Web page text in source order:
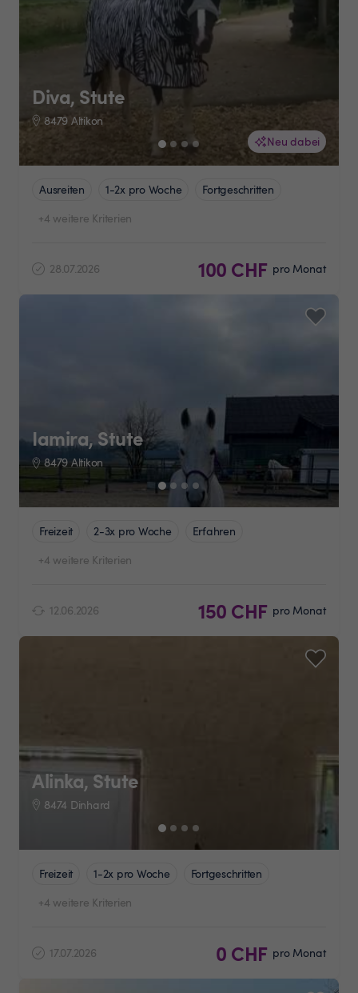
Neu dabei
Diva, Stute
8479 Altikon
Ausreiten 1-2x pro Woche
Fortgeschritten
+4 weitere Kriterien
28.07.2026 100 CHF pro Monat
Iamira, Stute
8479 Altikon
Freizeit 2-3x pro Woche
Erfahren
+4 weitere Kriterien
12.06.2026 150 CHF pro Monat
Alinka, Stute
8474 Dinhard
Freizeit 1-2x pro Woche
Fortgeschritten
+4 weitere Kriterien
17.07.2026 0 CHF pro Monat